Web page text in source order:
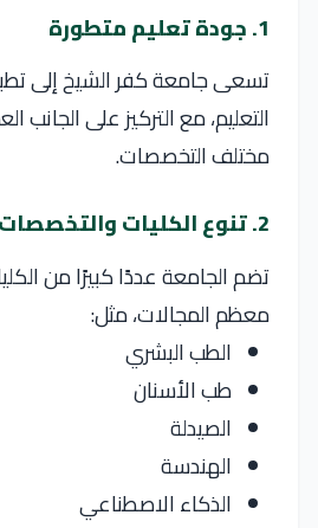
1. جودة تعليم متطورة
تسعىجامعة كفر الشيخإلى
التعليم، مع التركيز على الجانب
مختلف التخصصات.
2. تنوع الكليات والتخصصات
تضم الجامعة عددًا كبيرًا من
معظم المجالات، مثل:
الطب البشري
طب الأسنان
الصيدلة
الهندسة
الذكاء الاصطناعي